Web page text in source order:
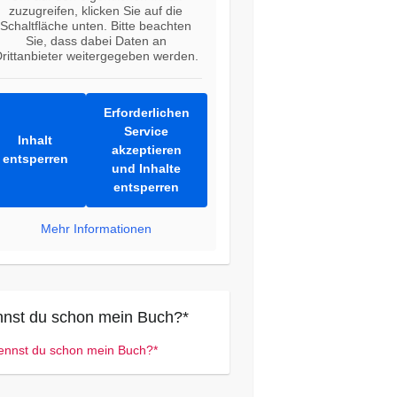
zuzugreifen, klicken Sie auf die
Schaltfläche unten. Bitte beachten
Sie, dass dabei Daten an
weitergegeben werden.
Inhalt
entsperren
Erforderlichen
Service
akzeptieren
und Inhalte
entsperren
Mehr Informationen
du schon mein Buch?*